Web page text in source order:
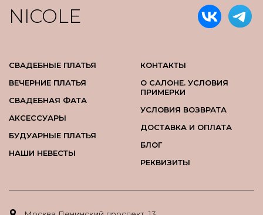
NICOLE
СВАДЕБНЫЕ ПЛАТЬЯ
ВЕЧЕРНИЕ ПЛАТЬЯ
СВАДЕБНАЯ ФАТА
АКСЕССУАРЫ
БУДУАРНЫЕ ПЛАТЬЯ
НАШИ НЕВЕСТЫ
КОНТАКТЫ
О САЛОНЕ. УСЛОВИЯ
ПРИМЕРКИ
УСЛОВИЯ ВОЗВРАТА
ДОСТАВКА И ОПЛАТА
БЛОГ
РЕКВИЗИТЫ